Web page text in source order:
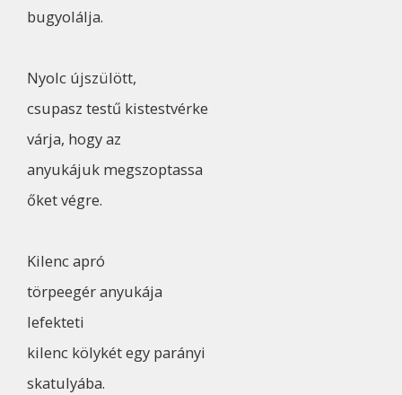
bugyolálja.
Nyolc újszülött,
csupasz testű kistestvérke
várja, hogy az
anyukájuk megszoptassa
őket végre.
Kilenc apró
törpeegér anyukája
lefekteti
kilenc kölykét egy parányi
skatulyába.